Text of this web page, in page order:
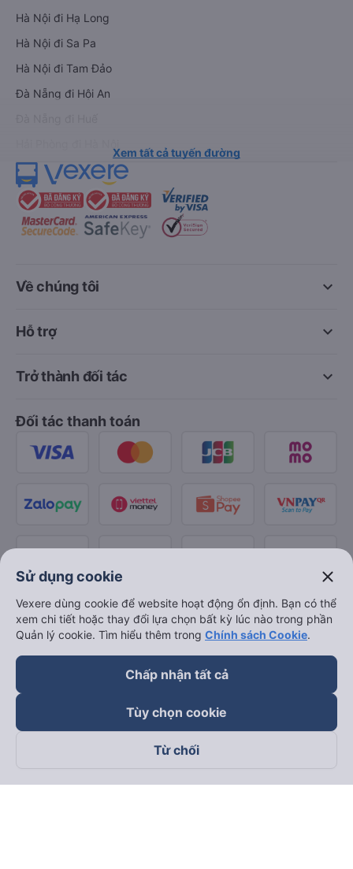
Hà Nội đi Hạ Long
Hà Nội đi Sa Pa
Hà Nội đi Tam Đảo
Đà Nẵng đi Hội An
Xem tất cả tuyến đường
keyboard_arrow_down
Về chúng tôi
keyboard_arrow_down
Hỗ trợ
keyboard_arrow_down
Trở thành đối tác
Đối tác thanh toán
Theo dõi chúng tôi trên
Sử dụng cookie close
Vexere dùng cookie để website hoạt động ổn định. Bạn có thể
xem chi tiết hoặc thay đổi lựa chọn bất kỳ lúc nào trong phần
Quản lý cookie. Tìm hiểu thêm trong Chính sách Cookie.
Chấp nhận tất cả
Tùy chọn cookie
Từ chối